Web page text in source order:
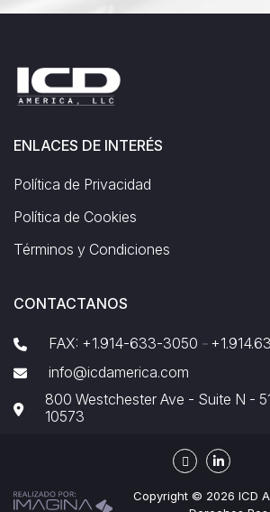
ENLACES DE INTERÉS
Política de Privacidad
Política de Cookies
Términos y Condiciones
CONTACTANOS
FAX: +1.914-633-3050 -
info@icdamerica.com
800 Westchester Ave - Suite N -
10573
Copyright © 2026 ICD